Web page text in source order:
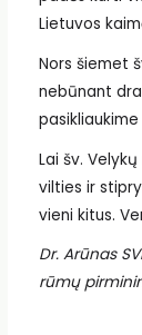
Lietuvos
Nors šiemet
nebūnant
Lai šv.
vilties ir
vieni kitus.
Dr. Arūnas
rūmų